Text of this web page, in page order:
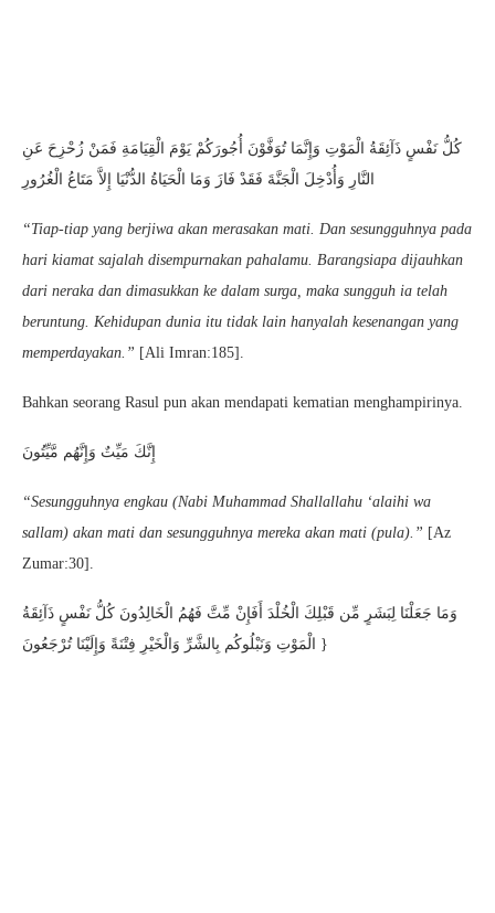
كُلُّ نَفْسٍ ذَآئِقَةُ الْمَوْتِ وَإِنَّمَا تُوَفَّوْنَ أُجُورَكُمْ يَوْمَ الْقِيَامَةِ فَمَنْ زُحْزِحَ عَنِ
النَّارِ وَأُدْخِلَ الْجَنَّةَ فَقَدْ فَازَ وَمَا الْحَيَاةُ الدُّنْيَا إِلاَّ مَتَاعُ الْغُرُورِ
“Tiap-tiap yang berjiwa akan merasakan mati. Dan sesungguhnya pada
hari kiamat sajalah disempurnakan pahalamu. Barangsiapa dijauhkan
dari neraka dan dimasukkan ke dalam surga, maka sungguh ia telah
beruntung. Kehidupan dunia itu tidak lain hanyalah kesenangan yang
memperdayakan.” [Ali Imran:185].
Bahkan seorang Rasul pun akan mendapati kematian menghampirinya.
إِنَّكَ مَيِّتٌ وَإِنَّهُم مَّيِّتُونَ
“Sesungguhnya engkau (Nabi Muhammad Shallallahu ‘alaihi wa
sallam) akan mati dan sesungguhnya mereka akan mati (pula).” [Az
Zumar:30].
وَمَا جَعَلْنَا لِبَشَرٍ مِّن قَبْلِكَ الْخُلْدَ أَفَإِنْ مِّتَّ فَهُمُ الْخَالِدُونَ كُلُّ نَفْسٍ ذَآئِقَةُ
الْمَوْتِ وَنَبْلُوكُم بِالشَّرِّ وَالْخَيْرِ فِتْنَةً وَإِلَيْنَا تُرْجَعُونَ }